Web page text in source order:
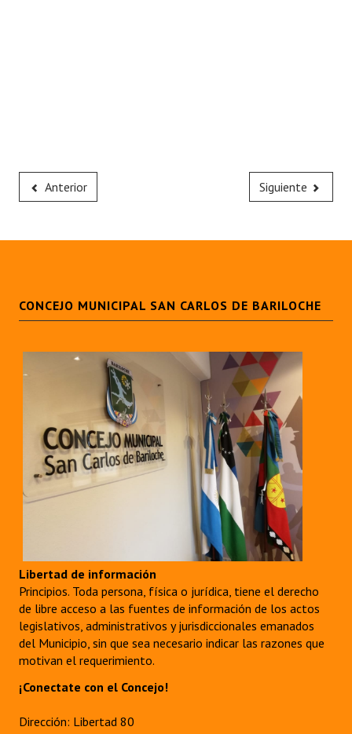
Anterior Siguiente
CONCEJO MUNICIPAL SAN CARLOS DE BARILOCHE
Libertad de información
Principios. Toda persona, física o jurídica, tiene el derecho
de libre acceso a las fuentes de información de los actos
legislativos, administrativos y jurisdiccionales emanados
del Municipio, sin que sea necesario indicar las razones que
motivan el requerimiento.
¡Conectate con el Concejo!
Dirección: Libertad 80